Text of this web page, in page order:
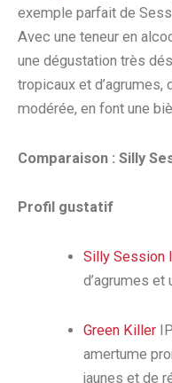
exemple parfait de
Avec une teneur en
une dégustation très
tropicaux et d’agrumes,
modérée, en font une
Comparaison : Silly
Profil gustatif
Silly Session
d’agrumes et
Green Killer
amertume
jaunes et de